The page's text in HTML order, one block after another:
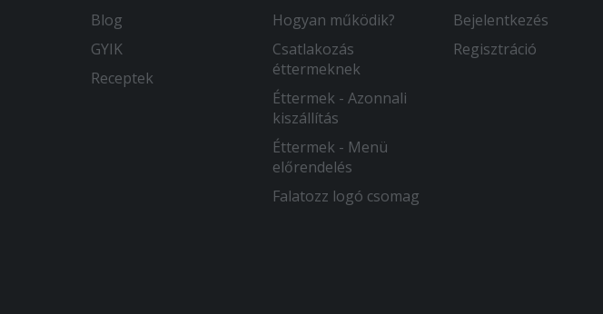
Blog
GYIK
Receptek
Hogyan működik?
Csatlakozás
éttermeknek
Éttermek - Azonnali
kiszállítás
Éttermek - Menü
előrendelés
Falatozz logó csomag
Bejelentkezés
Regisztráció